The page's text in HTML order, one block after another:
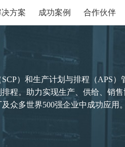
方案 成功案例 合作伙伴
）和生产计划与排程（APS）
程。助力实现生产、供给、销售
众多世界500强企业中成功应用。